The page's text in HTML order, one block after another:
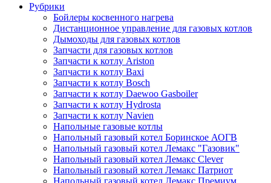
Рубрики
Бойлеры косвенного нагрева
Дистанционное управление для газовых котлов
Дымоходы для газовых котлов
Запчасти для газовых котлов
Запчасти к котлу Ariston
Запчасти к котлу Baxi
Запчасти к котлу Bosch
Запчасти к котлу Daewoo Gasboiler
Запчасти к котлу Hydrosta
Запчасти к котлу Navien
Напольные газовые котлы
Напольный газовый котел Боринское АОГВ
Напольный газовый котел Лемакс "Газовик"
Напольный газовый котел Лемакс Clever
Напольный газовый котел Лемакс Патриот
Напольный газовый котел Лемакс Премиум